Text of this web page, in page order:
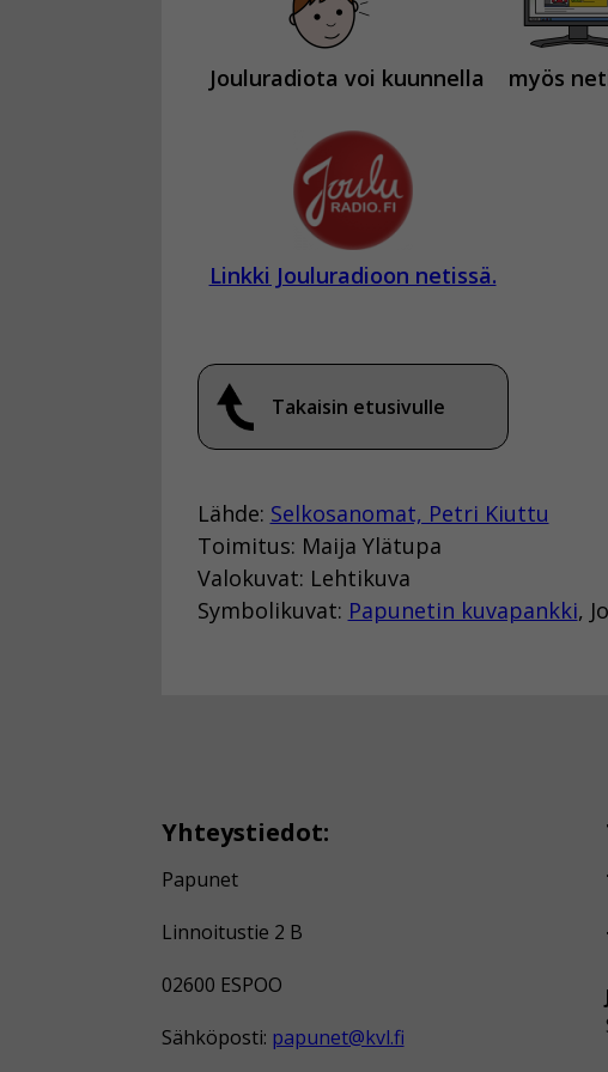
Jouluradiota voi kuunnella myös
Linkki Jouluradioon netissä.
Takaisin etusivulle
Lähde: Selkosanomat, Petri Kiuttu
Toimitus: Maija Ylätupa
Valokuvat: Lehtikuva
Symbolikuvat: Papunetin kuvapankki,
Yhteystiedot:
Papunet
Linnoitustie 2 B
02600 ESPOO
Sähköposti: papunet@kvl.fi